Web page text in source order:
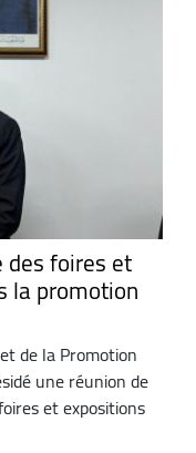
des foires et
la promotion
de la Promotion
une réunion de
et expositions